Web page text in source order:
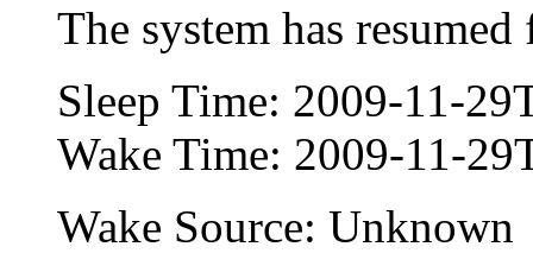
The system has
Sleep Time: ‎2009‎-‎11‎-‎
Wake Time: ‎2009‎-‎11‎-‎
Wake Source: Unknown